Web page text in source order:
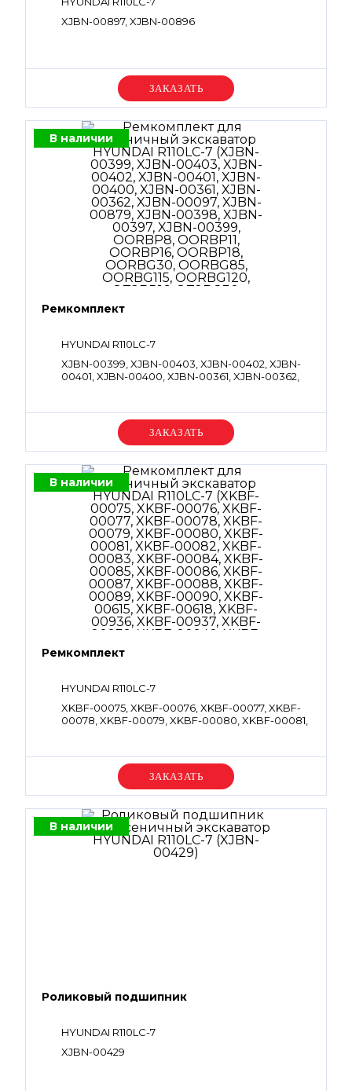
XJBN-00897, XJBN-00896
Уточняйте цену
В наличии
Ремкомплект
HYUNDAI R110LC-7
XJBN-00399, XJBN-00403, XJBN-00402, XJBN-
00401, XJBN-00400, XJBN-00361, XJBN-00362,
OORBP16, OORBP18, OORBG30, OORBG85,
OORBG115, OORBG120, OT2BP16, OT2BG30,
Уточняйте цену
В наличии
Ремкомплект
HYUNDAI R110LC-7
XKBF-00075, XKBF-00076, XKBF-00077, XKBF-
00078, XKBF-00079, XKBF-00080, XKBF-00081,
00088, XKBF-00089, XKBF-00090, XKBF-00615,
XKBF-00618, XKBF-00936, XKBF-00937, XKBF-
00939, XKBF-00940, XKBF-00941, XKBF-00942,
XKBF-00943, XKBF-00944, XKBF-00949, XKBF-
00958, XKBF-00962, XKBF-00964, 40110040014,
40110040015, 40050110003, XKBF-01183, XKBF-
01215, XKBF-01423, XKCG-00056, XKCG-00057,
XKCG-00059, XKCG-00060, XKCG-00065, XKCG-
00066, XKCG-00070, XKCG-00103, XKCG-00257,
Уточняйте цену
В наличии
Роликовый подшипник
HYUNDAI R110LC-7
XJBN-00429